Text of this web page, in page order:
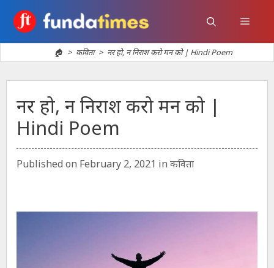
content
Menu
🏠 > कविता > नर हो, न निराश करो मन को | Hindi Poem
नर हो, न निराश करो मन को |
Hindi Poem
Published on February 2, 2021 in Categories
कविता